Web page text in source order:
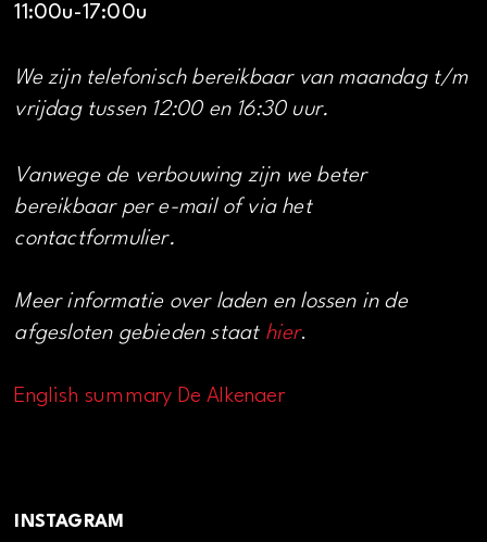
11:00u-17:00u
We zijn telefonisch bereikbaar van maandag t/m
vrijdag tussen 12:00 en 16:30 uur.
Vanwege de verbouwing zijn we beter
bereikbaar per e-mail of via het
contactformulier.
Meer informatie over laden en lossen in de
afgesloten gebieden staat hier.
English summary De Alkenaer
INSTAGRAM